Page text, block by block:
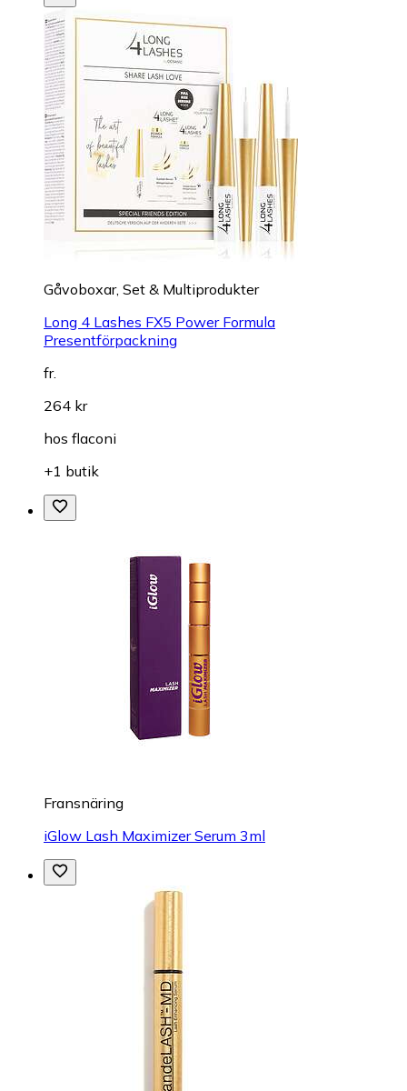
Gåvoboxar, Set & Multiprodukter
Long 4 Lashes FX5 Power Formula
Presentförpackning
fr.
264 kr
hos flaconi
+1 butik
Fransnäring
iGlow Lash Maximizer Serum 3ml